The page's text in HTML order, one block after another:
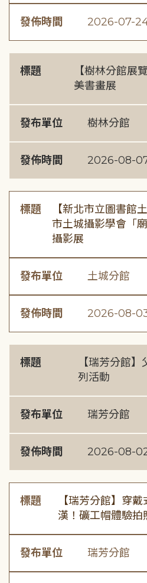
發佈時間 2026-07-
標題
【樹林分館展
美書畫展
發布單位 樹林分館
發佈時間 2026-08-
標題
【新北市立圖書館
市土城攝影學會「
攝影展
發布單位 土城分館
發佈時間 2026-08-
標題
【瑞芳分館
列活動
發布單位 瑞芳分館
發佈時間 2026-08-
標題
【瑞芳分館】穿
漢！礦工帽體驗拍
發布單位 瑞芳分館